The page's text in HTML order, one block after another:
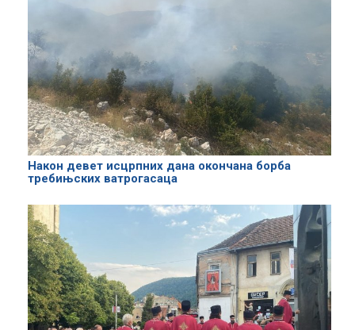
Након девет исцрпних дана окончана борба
требињских ватрогасаца